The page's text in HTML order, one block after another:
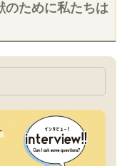
のために私たちは